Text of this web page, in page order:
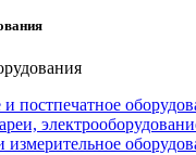
постпечатное
измерительное